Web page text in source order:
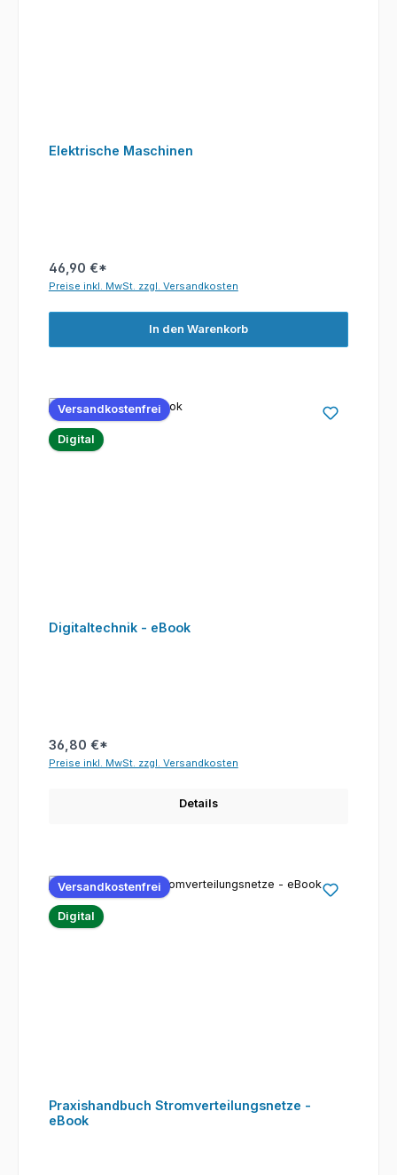
Elektrische Maschinen
46,90 €*
Preise inkl. MwSt. zzgl. Versandkosten
In den Warenkorb
Versandkostenfrei
Digital
Digitaltechnik - eBook
36,80 €*
Preise inkl. MwSt. zzgl. Versandkosten
Details
Versandkostenfrei
Digital
Praxishandbuch Stromverteilungsnetze -
eBook